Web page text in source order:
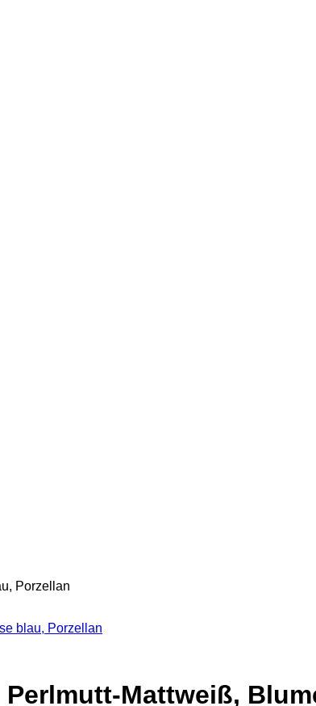
Porzellan
blau, Porzellan
Mattweiß,